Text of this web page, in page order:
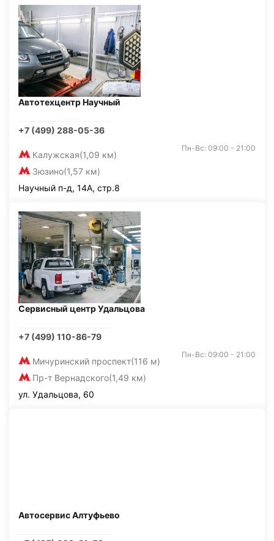
Автотехцентр Научный
+7 (499) 288-05-36
Калужская(1,09 км)
Зюзино(1,57 км)
Пн-Вс: 09:00 - 21:00
Научный п-д, 14А, стр.8
Сервисный центр Удальцова
+7 (499) 110-86-79
Мичуринский проспект(116 м)
Пр-т Вернадского(1,49 км)
Пн-Вс: 09:00 - 21:00
ул. Удальцова, 60
Автосервис Алтуфьево